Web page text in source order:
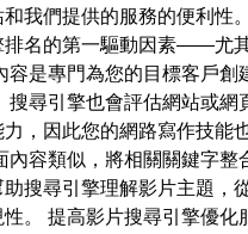
我們提供的服務的便利性
排名的第一驅動因素——尤
容是專門為您的目標客戶創
搜尋引擎也會評估網站或網
，因此您的網路寫作技能
內容類似，將相關關鍵字整
搜尋引擎理解影片主題，
。 提高影片搜尋引擎優化